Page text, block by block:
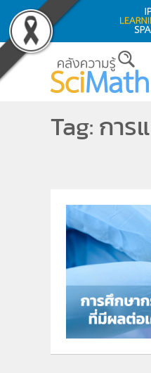
Skip to main content
Tag: การ